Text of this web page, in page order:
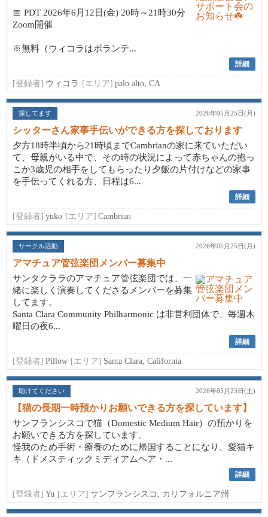
📅 PDT 2026年6月12日(金) 20時～21時30分
Zoom開催
※無料（ウィコラはボランテ...
詳細
[登録者] ウィコラ [エリア] palo alto, CA
探してます 2026年05月25日(月)
シッターさん家事手伝いができる方を探しております
夕方18時半頃から21時頃までCambrianの家に来ていただい
て、母親がいる中で、その時の状況によって赤ちゃんの抱っ
こか3歳児の相手をしてもらったり夕飯の片付けなどの家事
を手伝ってくれる方、日程は6...
詳細
[登録者] yuko [エリア] Cambrian
サークル活動 2026年05月25日(月)
アマチュア管弦楽団メンバー募集中
サンタクララのアマチュア管弦楽団では、一
緒に楽しく演奏してくださるメンバーを募集
してます。
Santa Clara Community Philharmonic は非営利団体で、毎週木
曜日の夜6...
詳細
[登録者] Pillow [エリア] Santa Clara, California
助けてください 2026年05月23日(土)
【猫の長期一時預かりお願いできる方を探しています】
サンフランシスコで猫（Domestic Medium Hair）の預かりを
お願いできる方を探しています。
怪我のため手術・療養のために帰国することになり、愛猫キ
キ（ドメスティックミディアムヘア・...
詳細
[登録者] Yu [エリア] サンフランシスコ, カリフォルニア州